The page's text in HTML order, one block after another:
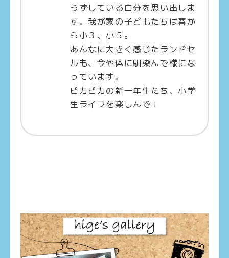
うずしている自分を思い出しま
す。我が家の子どもたちは春か
ら小３、小５。
あんなに大きく感じたランドセ
ルも、今や体に馴染んで様にな
っています。
ピカピカの新一年生たち、小学
生ライフを楽しんで！